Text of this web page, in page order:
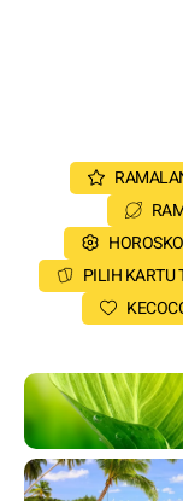
PILIH KARTU